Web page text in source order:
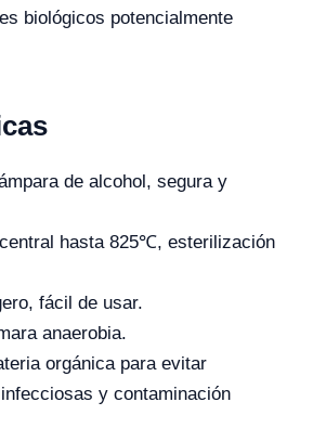
biológicos potencialmente
de alcohol, segura y
hasta 825℃, esterilización
fácil de usar.
anaerobia.
orgánica para evitar
y contaminación